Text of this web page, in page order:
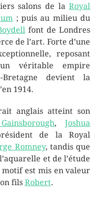
salons de laRoyal
; puis au milieu du
font de Londres
de l’art. Forte d’une
reposant
véritable empire
Bretagne devient la
1914.
anglais atteint son
,Joshua
de la Royal
Romney, tandis que
et de l’étude
est mis en valeur
fils Robert.